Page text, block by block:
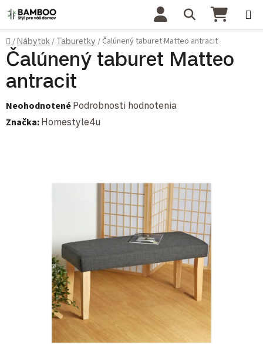
Prejsť na obsah Hľadať
Domov
/Nábytok / Taburetky / Čalúnený taburet Matteo antracit
Čalúnený taburet Matteo
antracit
Priemerné hodnotenie produktu je 0,0 z 5 hviezdičiek.
Neohodnotené Podrobnosti hodnotenia
Značka: Homestyle4u